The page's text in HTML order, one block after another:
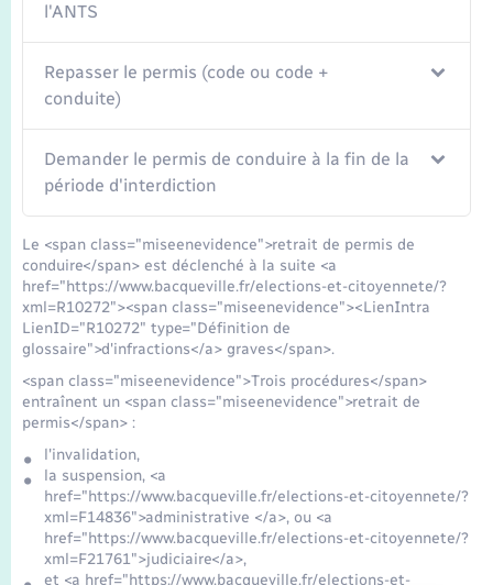
l'ANTS
Repasser le permis (code ou code +
conduite)
Demander le permis de conduire à la fin de la
période d'interdiction
Le <span class="miseenevidence">retrait de permis de
conduire</span> est déclenché à la suite <a
href="https://www.bacqueville.fr/elections-et-citoyennete/?
xml=R10272"><span class="miseenevidence"><LienIntra
LienID="R10272" type="Définition de
glossaire">d'infractions</a> graves</span>.
<span class="miseenevidence">Trois procédures</span>
entraînent un <span class="miseenevidence">retrait de
permis</span> :
l'invalidation,
la suspension, <a
href="https://www.bacqueville.fr/elections-et-citoyennete/?
xml=F14836">administrative </a>, ou <a
href="https://www.bacqueville.fr/elections-et-citoyennete/?
xml=F21761">judiciaire</a>,
et <a href="https://www.bacqueville.fr/elections-et-